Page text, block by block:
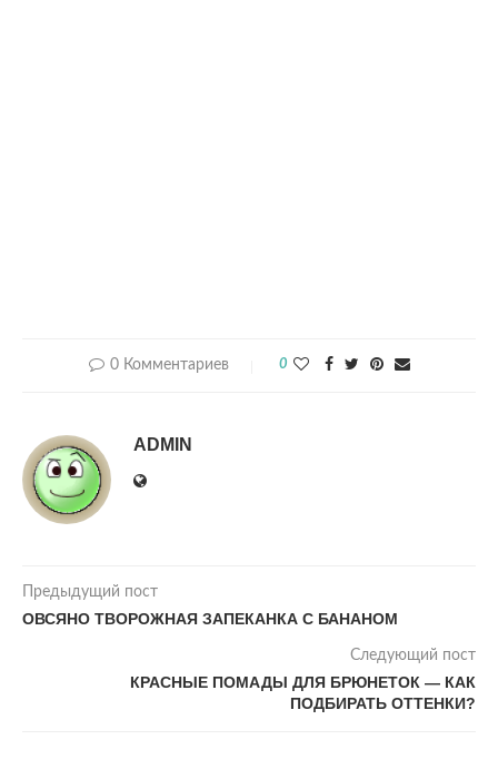
0 Комментариев 0
ADMIN
Предыдущий пост
ОВСЯНО ТВОРОЖНАЯ ЗАПЕКАНКА С БАНАНОМ
Следующий пост
КРАСНЫЕ ПОМАДЫ ДЛЯ БРЮНЕТОК — КАК
ПОДБИРАТЬ ОТТЕНКИ?